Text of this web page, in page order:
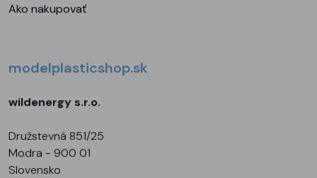
Ako nakupovať
modelplasticshop.sk
wildenergy s.r.o.
Družstevná 851/25
Modra - 900 01
Slovensko